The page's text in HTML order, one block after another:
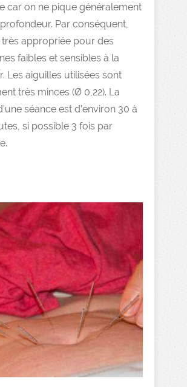
car on ne pique généralement
Par conséquent,
très appropriée pour des
faibles et sensibles à la
Les aiguilles utilisées sont
très minces (Ø 0,22). La
séance est d’environ 30 à
si possible 3 fois par